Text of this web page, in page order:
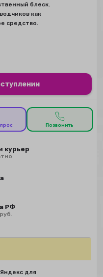
блеск.
как
средство.
Позвонить
курьер
РФ
для